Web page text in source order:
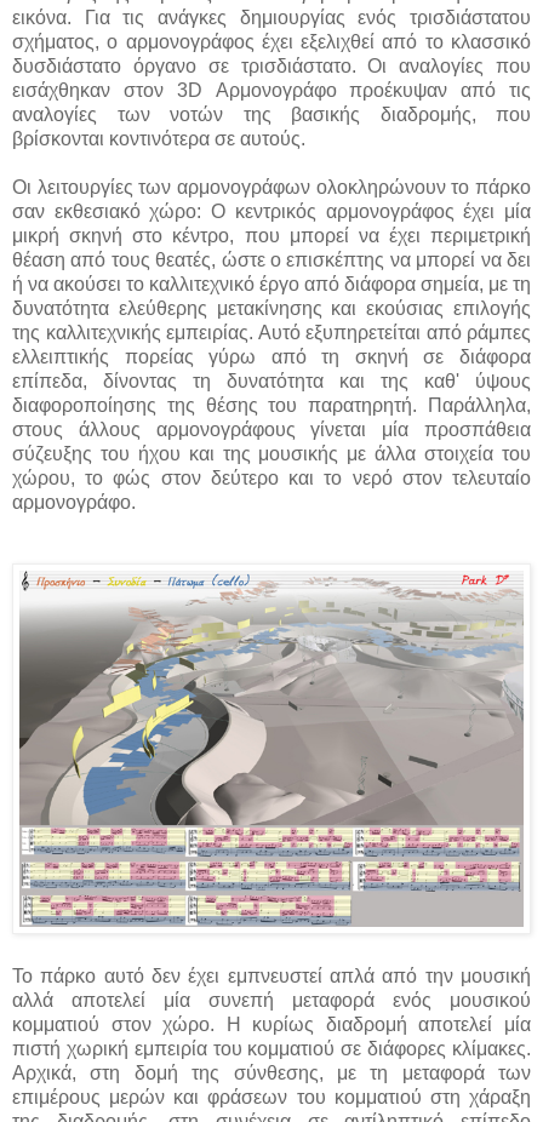
εικόνα. Για τις ανάγκες δημιουργίας ενός τρισδιάστατου
σχήματος, ο αρμονογράφος έχει εξελιχθεί από το κλασσικό
δυσδιάστατο όργανο σε τρισδιάστατο. Οι αναλογίες που
εισάχθηκαν στον 3D Αρμονογράφο προέκυψαν από τις
αναλογίες των νοτών της βασικής διαδρομής, που
βρίσκονται κοντινότερα σε αυτούς.
Οι λειτουργίες των αρμονογράφων ολοκληρώνουν το πάρκο
σαν εκθεσιακό χώρο: Ο κεντρικός αρμονογράφος έχει μία
μικρή σκηνή στο κέντρο, που μπορεί να έχει περιμετρική
θέαση από τους θεατές, ώστε ο επισκέπτης να μπορεί να δει
ή να ακούσει το καλλιτεχνικό έργο από διάφορα σημεία, με τη
δυνατότητα ελεύθερης μετακίνησης και εκούσιας επιλογής
της καλλιτεχνικής εμπειρίας. Αυτό εξυπηρετείται από ράμπες
ελλειπτικής πορείας γύρω από τη σκηνή σε διάφορα
επίπεδα, δίνοντας τη δυνατότητα και της καθ' ύψους
διαφοροποίησης της θέσης του παρατηρητή. Παράλληλα,
στους άλλους αρμονογράφους γίνεται μία προσπάθεια
σύζευξης του ήχου και της μουσικής με άλλα στοιχεία του
χώρου, το φώς στον δεύτερο και το νερό στον τελευταίο
αρμονογράφο.
Το πάρκο αυτό δεν έχει εμπνευστεί απλά από την μουσική
αλλά αποτελεί μία συνεπή μεταφορά ενός μουσικού
κομματιού στον χώρο. Η κυρίως διαδρομή αποτελεί μία
πιστή χωρική εμπειρία του κομματιού σε διάφορες κλίμακες.
Αρχικά, στη δομή της σύνθεσης, με τη μεταφορά των
επιμέρους μερών και φράσεων του κομματιού στη χάραξη